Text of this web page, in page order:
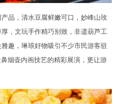
品，清水豆腐鲜嫩可口，妙峰山玫
，文玩手作精巧别致，非遗葫芦工
趣，琳琅好物吸引不少市民游客驻
烟壶内画技艺的精彩展演，更让游